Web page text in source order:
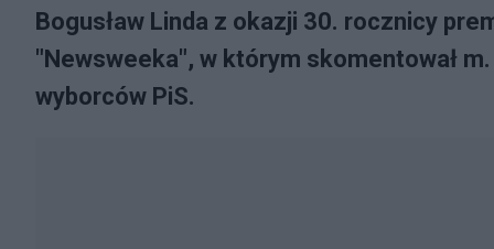
Bogusław Linda z okazji 30. rocznicy
"Newsweeka", w którym skomentował
wyborców PiS.